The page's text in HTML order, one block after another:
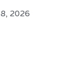
2026